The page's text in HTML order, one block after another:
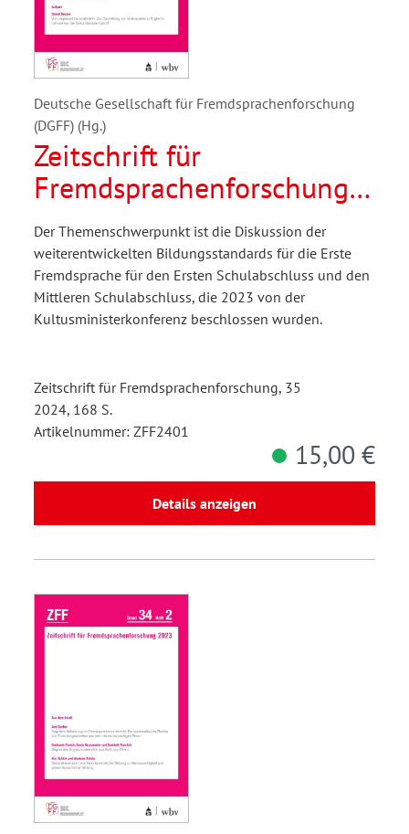
Deutsche Gesellschaft für Fremdsprachenforschung
(DGFF) (Hg.)
Zeitschrift für
Fremdsprachenforschung
1/2024
Der Themenschwerpunkt ist die Diskussion der
weiterentwickelten Bildungsstandards für die Erste
Fremdsprache für den Ersten Schulabschluss und den
Mittleren Schulabschluss, die 2023 von der
Kultusministerkonferenz beschlossen wurden.
Zeitschrift für Fremdsprachenforschung, 35
2024, 168 S.
Artikelnummer: ZFF2401
15,00 €
Details anzeigen